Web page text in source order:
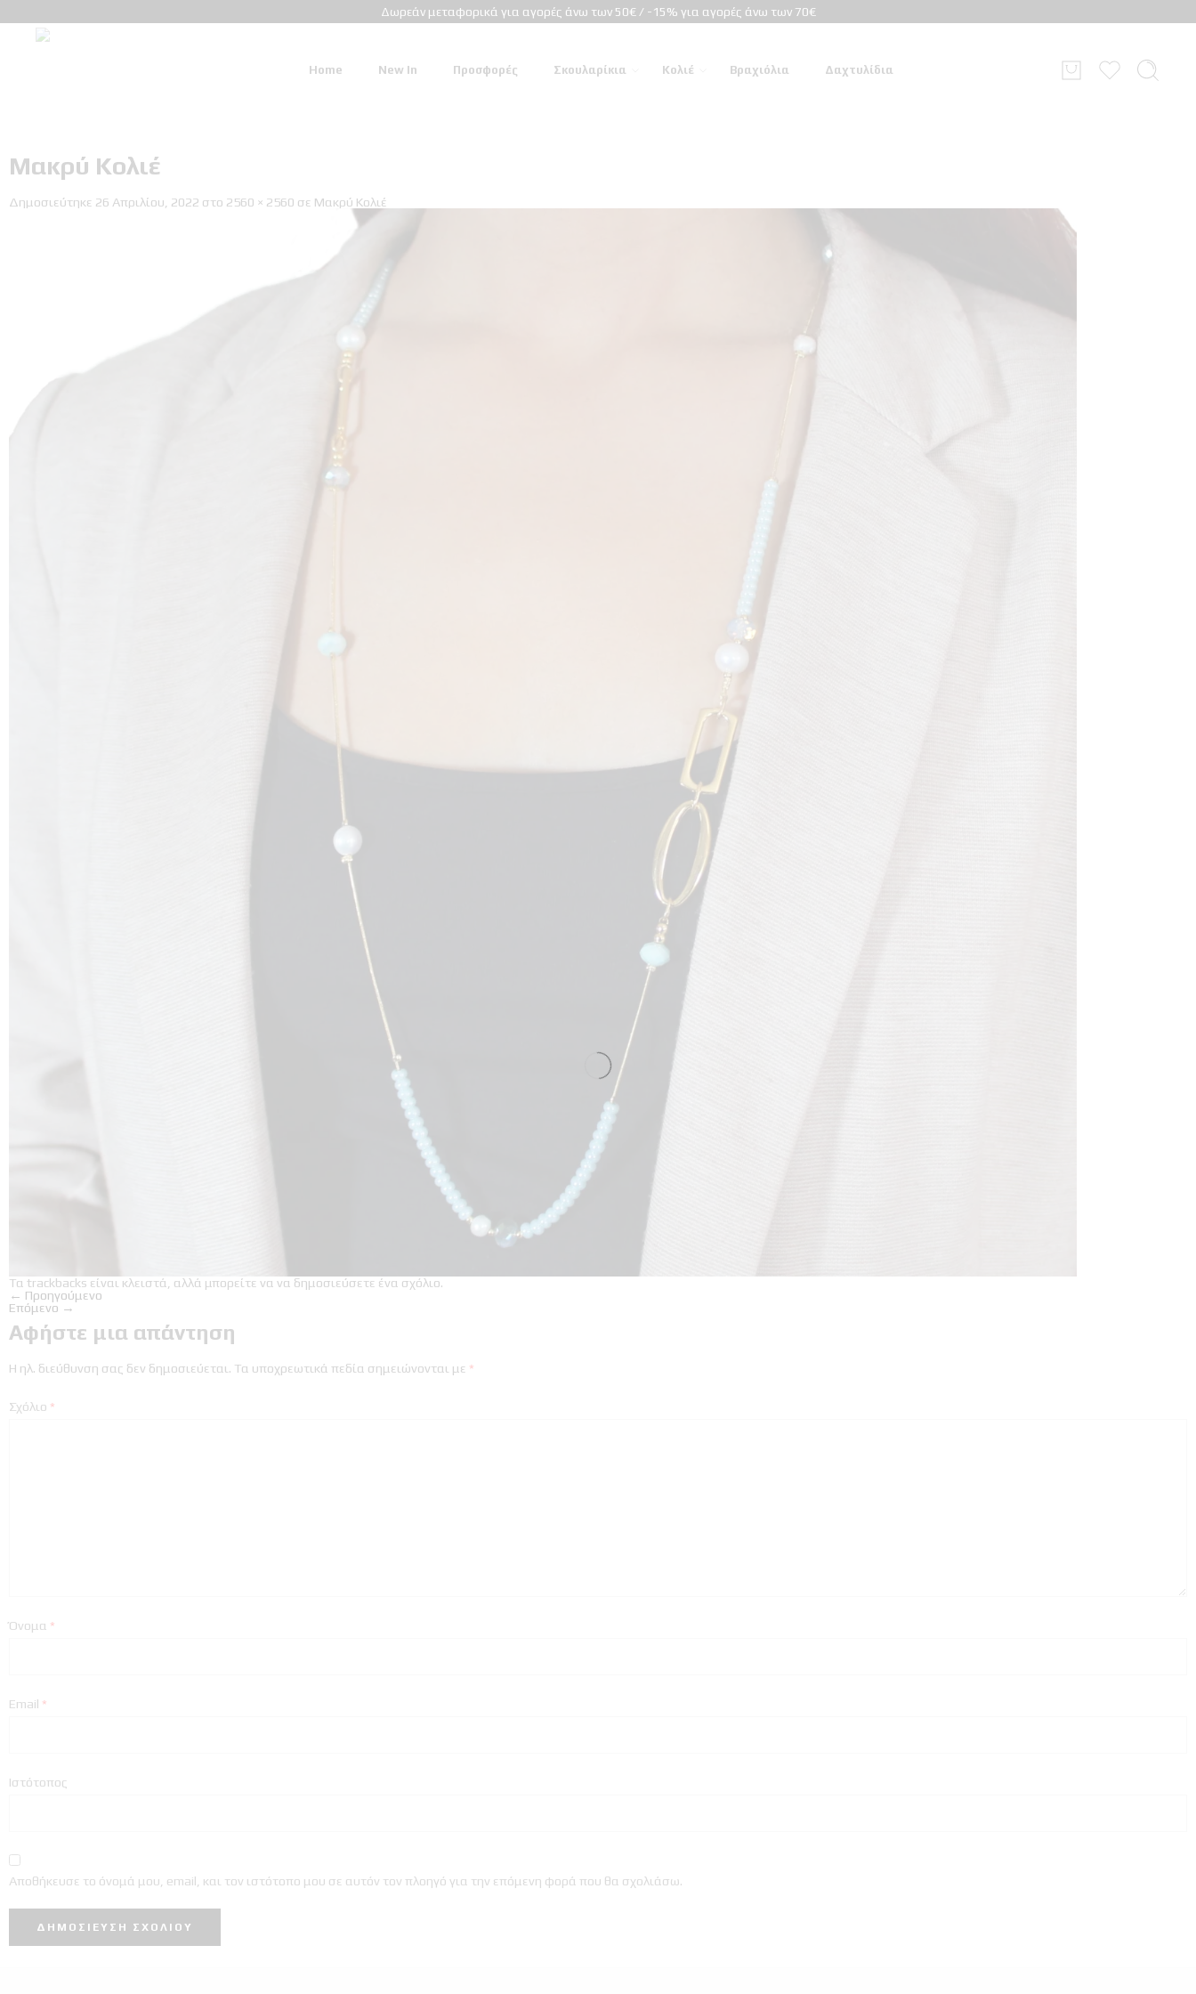
Δωρεάν μεταφορικά για αγορές άνω των 50€ / -15% για αγορές άνω των 70€
Home New In Προσφορές Σκουλαρίκια Κολιέ Βραχιόλια Δαχτυλίδια
Μακρύ Κολιέ
Δημοσιεύτηκε 26 Απριλίου, 2022 στο 2560 × 2560 σε Μακρύ Κολιέ
Τα trackbacks είναι κλειστά, αλλά μπορείτε να να δημοσιεύσετε ένα σχόλιο.
← Προηγούμενο
Επόμενο →
Αφήστε μια απάντηση
Η ηλ. διεύθυνση σας δεν δημοσιεύεται. Τα υποχρεωτικά πεδία σημειώνονται με *
Σχόλιο *
Όνομα *
Email *
Ιστότοπος
Αποθήκευσε το όνομά μου, email, και τον ιστότοπο μου σε αυτόν τον πλοηγό για την επόμενη φορά που θα σχολιάσω.